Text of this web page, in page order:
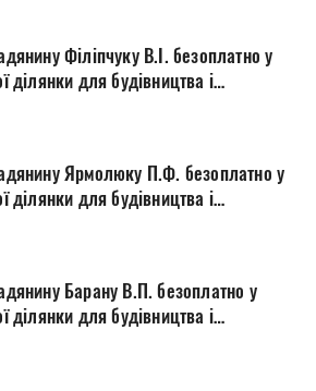
вул. Тимірязєва, 8
Філіпчуку В.І. безоплатно у
ділянки для будівництва і
вул. Тополевій, 7
Ярмолюку П.Ф. безоплатно у
ділянки для будівництва і
вул. Туполєва, 28
Барану В.П. безоплатно у
ділянки для будівництва і
вул. Фурманова, 12